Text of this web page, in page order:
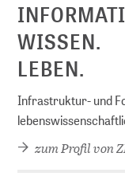
WISSEN.
LEBEN.
Infrastruktur- und
zum Profil von